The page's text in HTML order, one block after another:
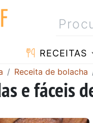
RECEITAS
Receita de bolacha
e fáceis